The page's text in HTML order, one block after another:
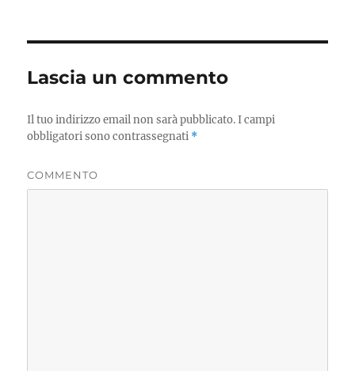
Lascia un commento
Il tuo indirizzo email non sarà pubblicato.I campi
obbligatori sono contrassegnati *
COMMENTO